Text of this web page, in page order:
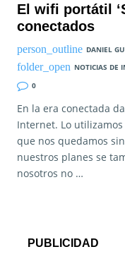
El wifi portátil
conectados
DANIEL
NOTICIAS DE
0
En la era conectada
Internet. Lo
que nos quedamos
nuestros planes se
nosotros no …
PUBLICIDAD